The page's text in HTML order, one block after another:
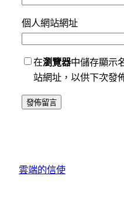
個人網站網址
在瀏覽器中儲存顯示
站網址，以供下次發
雲端的信使